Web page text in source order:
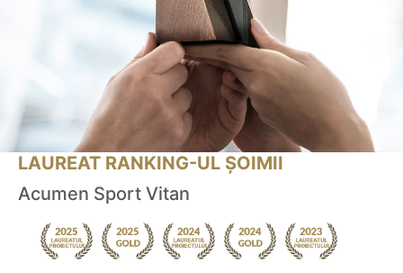
LAUREAT RANKING-UL ȘOIMII
Acumen Sport Vitan